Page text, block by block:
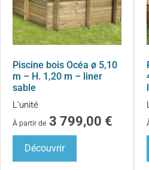
Piscine bois Océa ø 5,10
m – H. 1,20 m – liner
sable
L'unité
À partir de 3 799,00 €
Découvrir